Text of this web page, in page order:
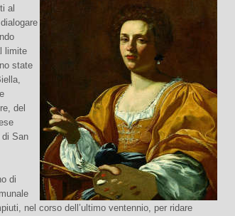
al
limite
state
del
di San
di
nel corso dell’ultimo ventennio, per ridare